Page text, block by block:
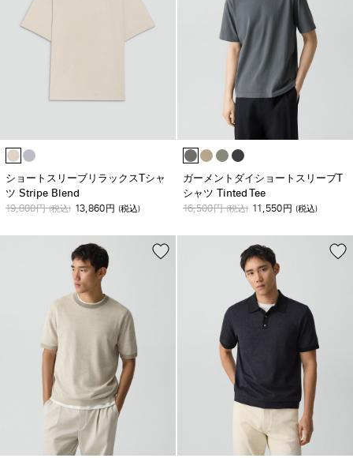
ショートスリーブリラックスTシャ
ツ Stripe Blend
19,800円(税込) 13,860円 (税込)
ガーメントダイショートスリーブT
シャツ Tinted Tee
16,500円(税込) 11,550円 (税込)